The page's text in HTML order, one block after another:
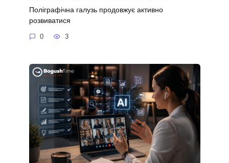
Поліграфічна галузь продовжує активно
розвиватися
0 3